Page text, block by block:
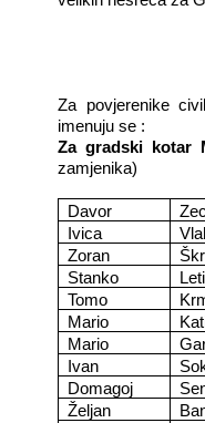
Za povjerenike
imenuju se :
Za gradski kotar
zamjenika)
Davor Zec
Ivica
Zoran
Stanko
Tomo
Mario
Mario
Ivan
Domagoj
Željan